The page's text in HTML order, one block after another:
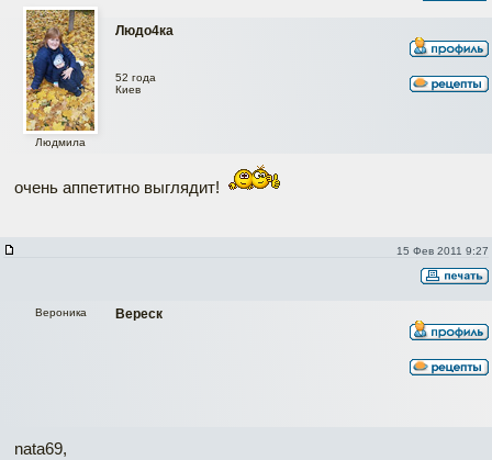
Людо4ка
Людмила
52 года
Киев
очень аппетитно выглядит!
15 Фев 2011 9:27
Вереск
Вероника
nata69,